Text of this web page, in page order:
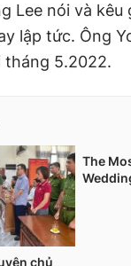
Lee nói và
lập tức. Ông
5.2022.